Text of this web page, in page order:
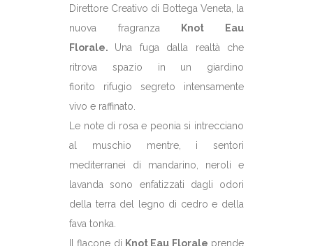
Direttore Creativo di Bottega Veneta, la
nuova fragranza
Knot Eau
Florale. Una fuga dalla realtà che
ritrova spazio in un giardino
fiorito rifugio segreto intensamente
vivo e raffinato.
Le note di rosa e peonia si intrecciano
al muschio mentre, i sentori
mediterranei di mandarino, neroli e
lavanda sono enfatizzati dagli odori
della terra del legno di cedro e della
fava tonka.
Il flacone di Knot Eau Florale prende